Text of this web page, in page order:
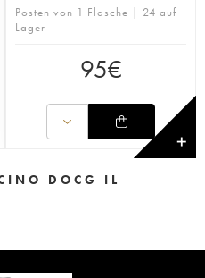
Posten von 1 Flasche | 24 auf
Lager
95€
✕
DOCG IL